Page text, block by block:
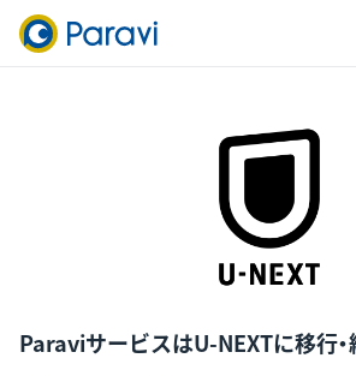
ParaviサービスはU-NEXTに移行・